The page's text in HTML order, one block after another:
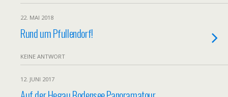
22. MAI 2018
Rund um Pfullendorf!
KEINE ANTWORT
12. JUNI 2017